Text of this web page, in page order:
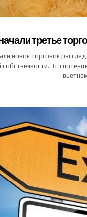
третье
новое торговое
собственности. Это